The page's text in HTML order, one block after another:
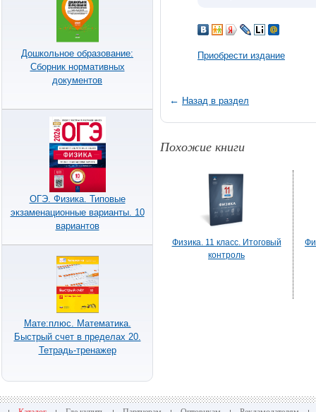
Дошкольное образование:
Сборник нормативных
документов
ОГЭ. Физика. Типовые
экзаменационные варианты. 10
вариантов
Мате:плюс. Математика.
Быстрый счет в пределах 20.
Тетрадь-тренажер
Приобрести издание
← Назад в раздел
Похожие книги
Физика. 11 класс. Итоговый
контроль